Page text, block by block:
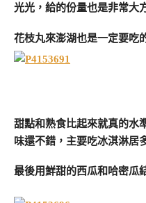
光光，給的份量也是非常大
花枝丸來澎湖也是一定要吃
甜點和熟食比起來就真的水
味還不錯，主要吃冰淇淋居
最後用鮮甜的西瓜和哈密瓜